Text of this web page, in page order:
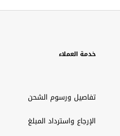
خدمة العملاء
تفاصيل ورسوم الشحن
الإرجاع واسترداد المبلغ